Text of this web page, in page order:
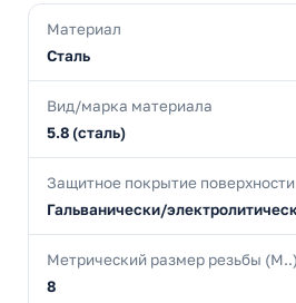
Материал
Сталь
Вид/марка материала
5.8 (сталь)
Защитное покрытие поверхности
Гальванически/
Метрический размер резьбы (М..)
8